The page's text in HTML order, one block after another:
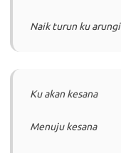
Naik turun ku arungi
Ku akan kesana
Menuju kesana